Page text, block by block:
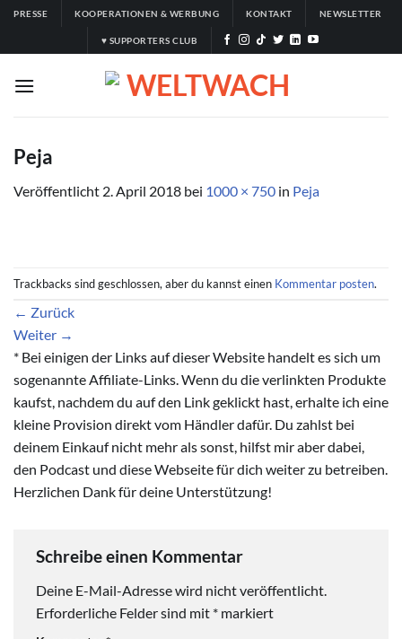
Zum
springen
PRESSE KOOPERATIONEN & WERBUNG KONTAKT NEWSLETTER
♥ SUPPORTERS CLUB
Peja
Veröffentlicht 2. April 2018 bei 1000 × 750 in Peja
Trackbacks sind geschlossen, aber du kannst einen Kommentar posten.
← Zurück
Weiter →
* Bei einigen der Links auf dieser Website handelt es sich um
sogenannte Affiliate-Links. Wenn du die verlinkten Produkte
kaufst, nachdem du auf den Link geklickt hast, erhalte ich eine
kleine Provision direkt vom Händler dafür. Du zahlst bei
deinem Einkauf nicht mehr als sonst, hilfst mir aber dabei,
den Podcast und diese Webseite für dich weiter zu betreiben.
Herzlichen Dank für deine Unterstützung!
Schreibe einen Kommentar
Deine E-Mail-Adresse wird nicht veröffentlicht.
Erforderliche Felder sind mit * markiert